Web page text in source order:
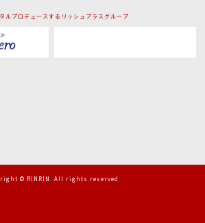
ルプロデュースするリッシュプラスグループ
© RINRIN. All rights reserved